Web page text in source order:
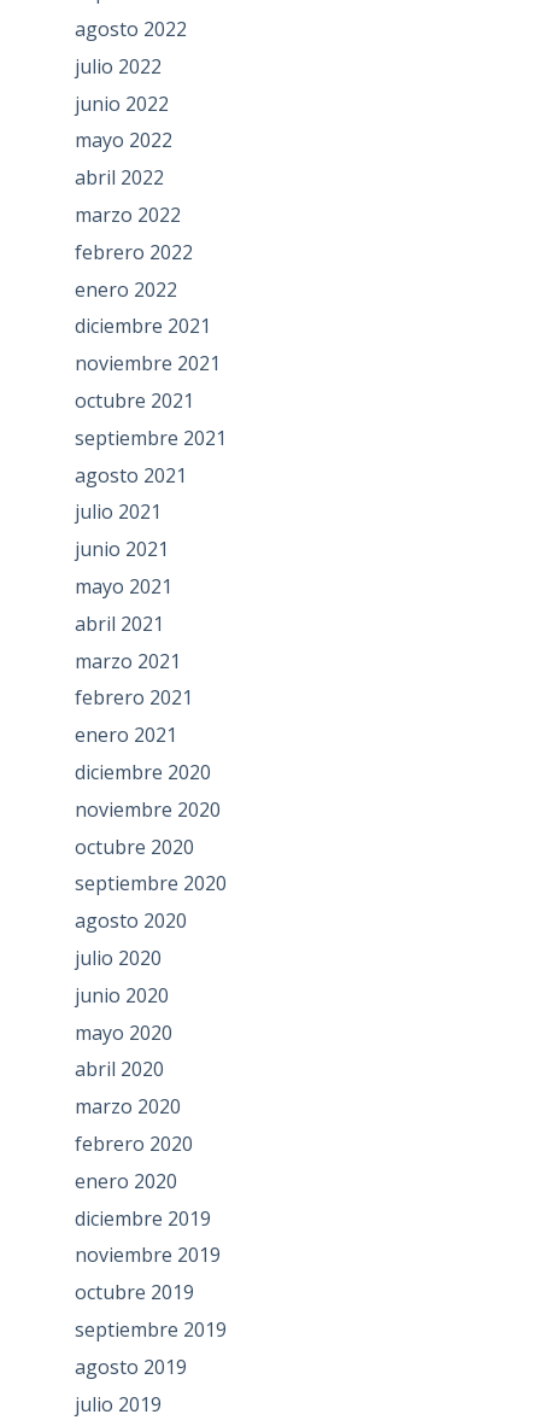
agosto 2022
julio 2022
junio 2022
mayo 2022
abril 2022
marzo 2022
febrero 2022
enero 2022
diciembre 2021
noviembre 2021
octubre 2021
septiembre 2021
agosto 2021
julio 2021
junio 2021
mayo 2021
abril 2021
marzo 2021
febrero 2021
enero 2021
diciembre 2020
noviembre 2020
octubre 2020
septiembre 2020
agosto 2020
julio 2020
junio 2020
mayo 2020
abril 2020
marzo 2020
febrero 2020
enero 2020
diciembre 2019
noviembre 2019
octubre 2019
septiembre 2019
agosto 2019
julio 2019